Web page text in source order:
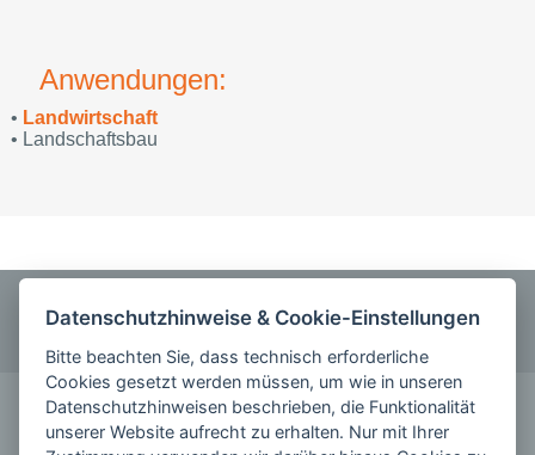
Anwendungen:
• Landwirtschaft
• Landschaftsbau
KONTAKT
schreiben Sie uns
Datenschutzhinweise & Cookie-Einstellungen
Bitte beachten Sie, dass technisch erforderliche
Cookies gesetzt werden müssen, um wie in unseren
Datenschutzhinweisen beschrieben, die Funktionalität
unserer Website aufrecht zu erhalten. Nur mit Ihrer